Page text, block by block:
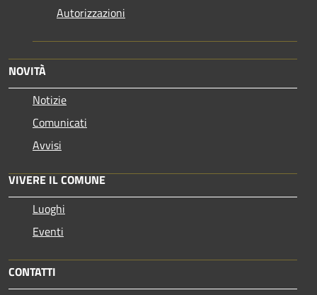
Autorizzazioni
NOVITÀ
Notizie
Comunicati
Avvisi
VIVERE IL COMUNE
Luoghi
Eventi
CONTATTI